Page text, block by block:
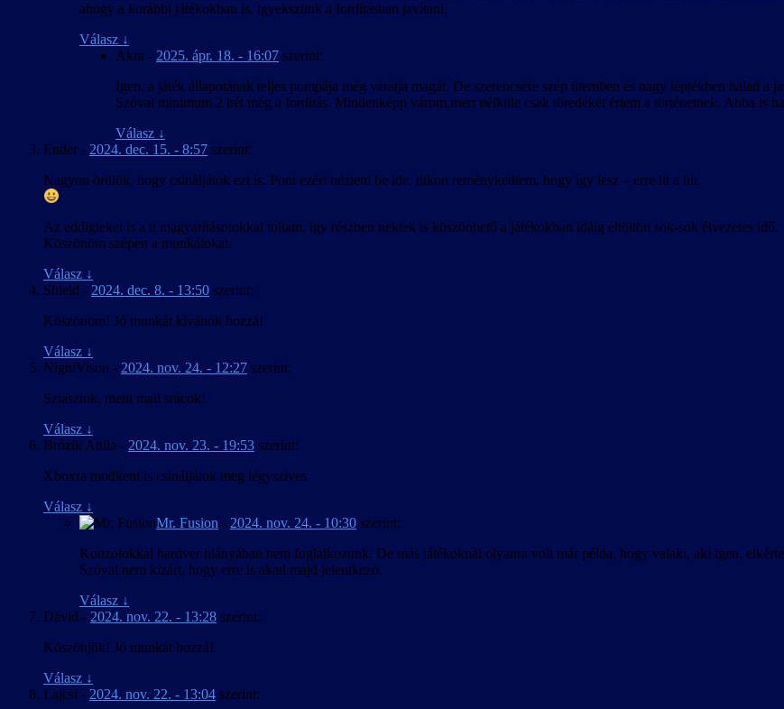
ahogy a korábbi játékokban is, igyekszünk a fordításban javítani.
Válasz ↓
Akra - 2025. ápr. 18. - 16:07 szerint:
Igen, a játék állapotának teljes pompája még váratja magát. De szerencsére szép ütemben és nagy léptékben halad a
Szóval minimum 2 hét még a fordítás. Mindenképp várom,mert nélküle csak töredékét értem a történetnek. Abba is
Válasz ↓
Ender - 2024. dec. 15. - 8:57 szerint:
Nagyon örülök, hogy csináljátok ezt is. Pont ezért néztem be ide, titkon reménykedtem, hogy így lesz – erre itt a hír.
Az eddigieket is a ti magyarításotokkal toltam, így részben nektek is köszönhető a játékokban idáig eltöltött sok-sok élvezetes idő.
Köszönöm szépen a munkátokat.
Válasz ↓
Shield - 2024. dec. 8. - 13:50 szerint:
Köszönöm! Jó munkát kívánok hozzá!
Válasz ↓
NightVison - 2024. nov. 24. - 12:27 szerint:
Sziasztok, ment mail srácok!
Válasz ↓
Brózik Attila - 2024. nov. 23. - 19:53 szerint:
Xboxra modkent is csináljátok meg légyszives
Válasz ↓
Mr. Fusion - 2024. nov. 24. - 10:30 szerint:
Konzolokkal hardver hiányában nem foglalkozunk. De más játékoknál olyanra volt már példa, hogy valaki, aki igen,
Szóval nem kizárt, hogy erre is akad majd jelentkező.
Válasz ↓
Dávid - 2024. nov. 22. - 13:28 szerint:
Köszönjük! Jó munkát hozzá!
Válasz ↓
Lajcsi - 2024. nov. 22. - 13:04 szerint: